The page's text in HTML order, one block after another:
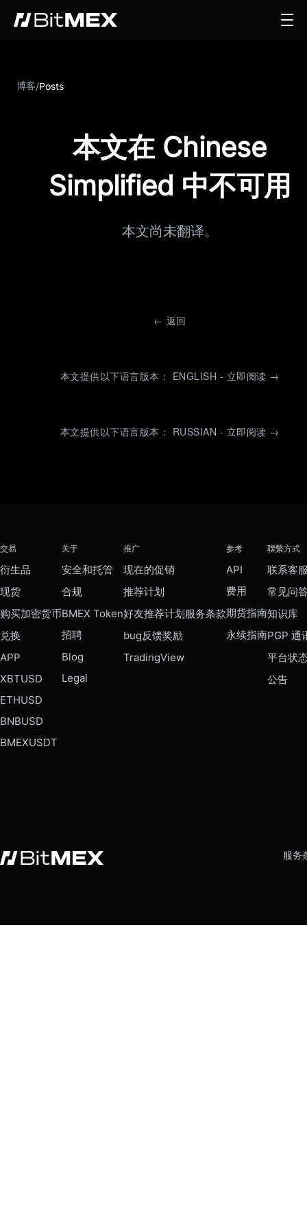
博客/Posts
本文在 Chinese
Simplified 中不可用
本文尚未翻译。
← 返回
本文提供以下语言版本： ENGLISH - 立即阅读 →
本文提供以下语言版本： RUSSIAN - 立即阅读 →
交易
衍生品
现货
购买加密货币
兑换
APP
XBTUSD
ETHUSD
BNBUSD
BMEXUSDT
关于
安全和托管
合规
BMEX Token
招聘
Blog
Legal
推广
现在的促销
推荐计划
好友推荐计划服务条款
bug反馈奖励
TradingView
参考
API
费用
期货指南
永续指南
聯繫方式
联系客
常见问
知识库
PGP 通
平台状
公告
服务